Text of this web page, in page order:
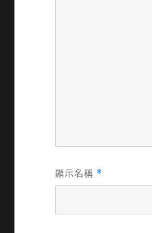
顯示名稱 *